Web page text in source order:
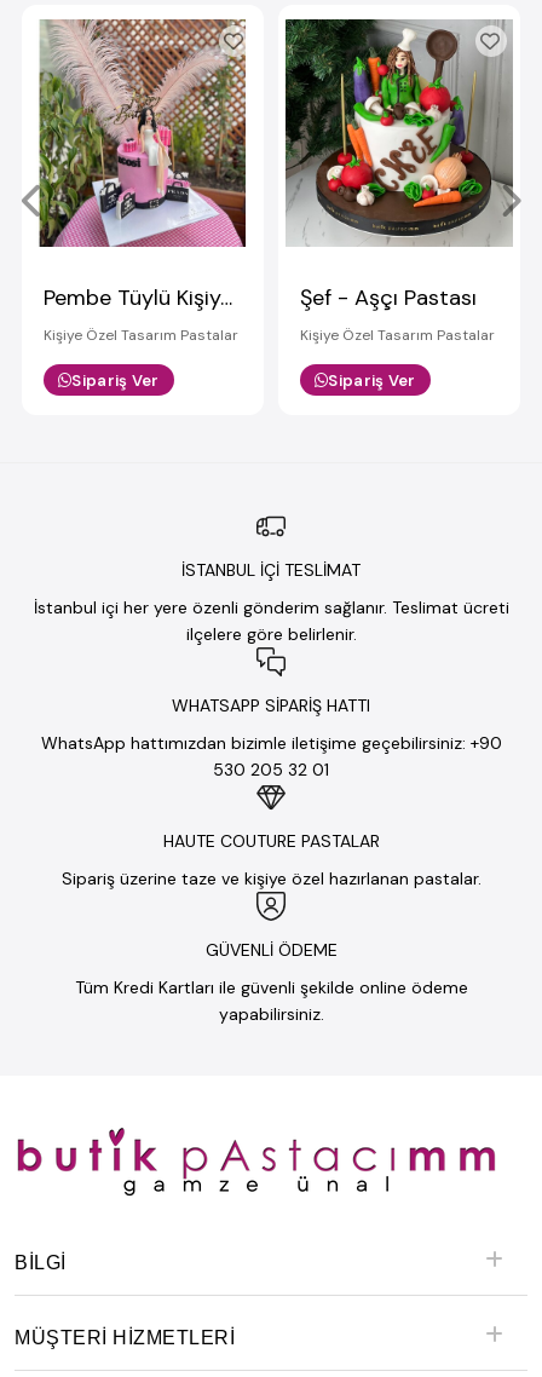
Pembe Tüylü Kişiye Özel Figürlü Pasta
Kişiye Özel Tasarım Pastalar
Sipariş Ver
Şef - Aşçı Pastası
Kişiye Özel Tasarım Pastalar
Sipariş Ver
İSTANBUL İÇİ TESLİMAT
İstanbul içi her yere özenli gönderim sağlanır. Teslimat ücreti
ilçelere göre belirlenir.
WHATSAPP SİPARİŞ HATTI
WhatsApp hattımızdan bizimle iletişime geçebilirsiniz: +90
530 205 32 01
HAUTE COUTURE PASTALAR
Sipariş üzerine taze ve kişiye özel hazırlanan pastalar.
GÜVENLİ ÖDEME
Tüm Kredi Kartları ile güvenli şekilde online ödeme
yapabilirsiniz.
BILGI
MÜŞTERİ HİZMETLERİ